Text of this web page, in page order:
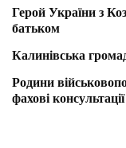
Герой України з
батьком
Калинівська
Родини
фахові